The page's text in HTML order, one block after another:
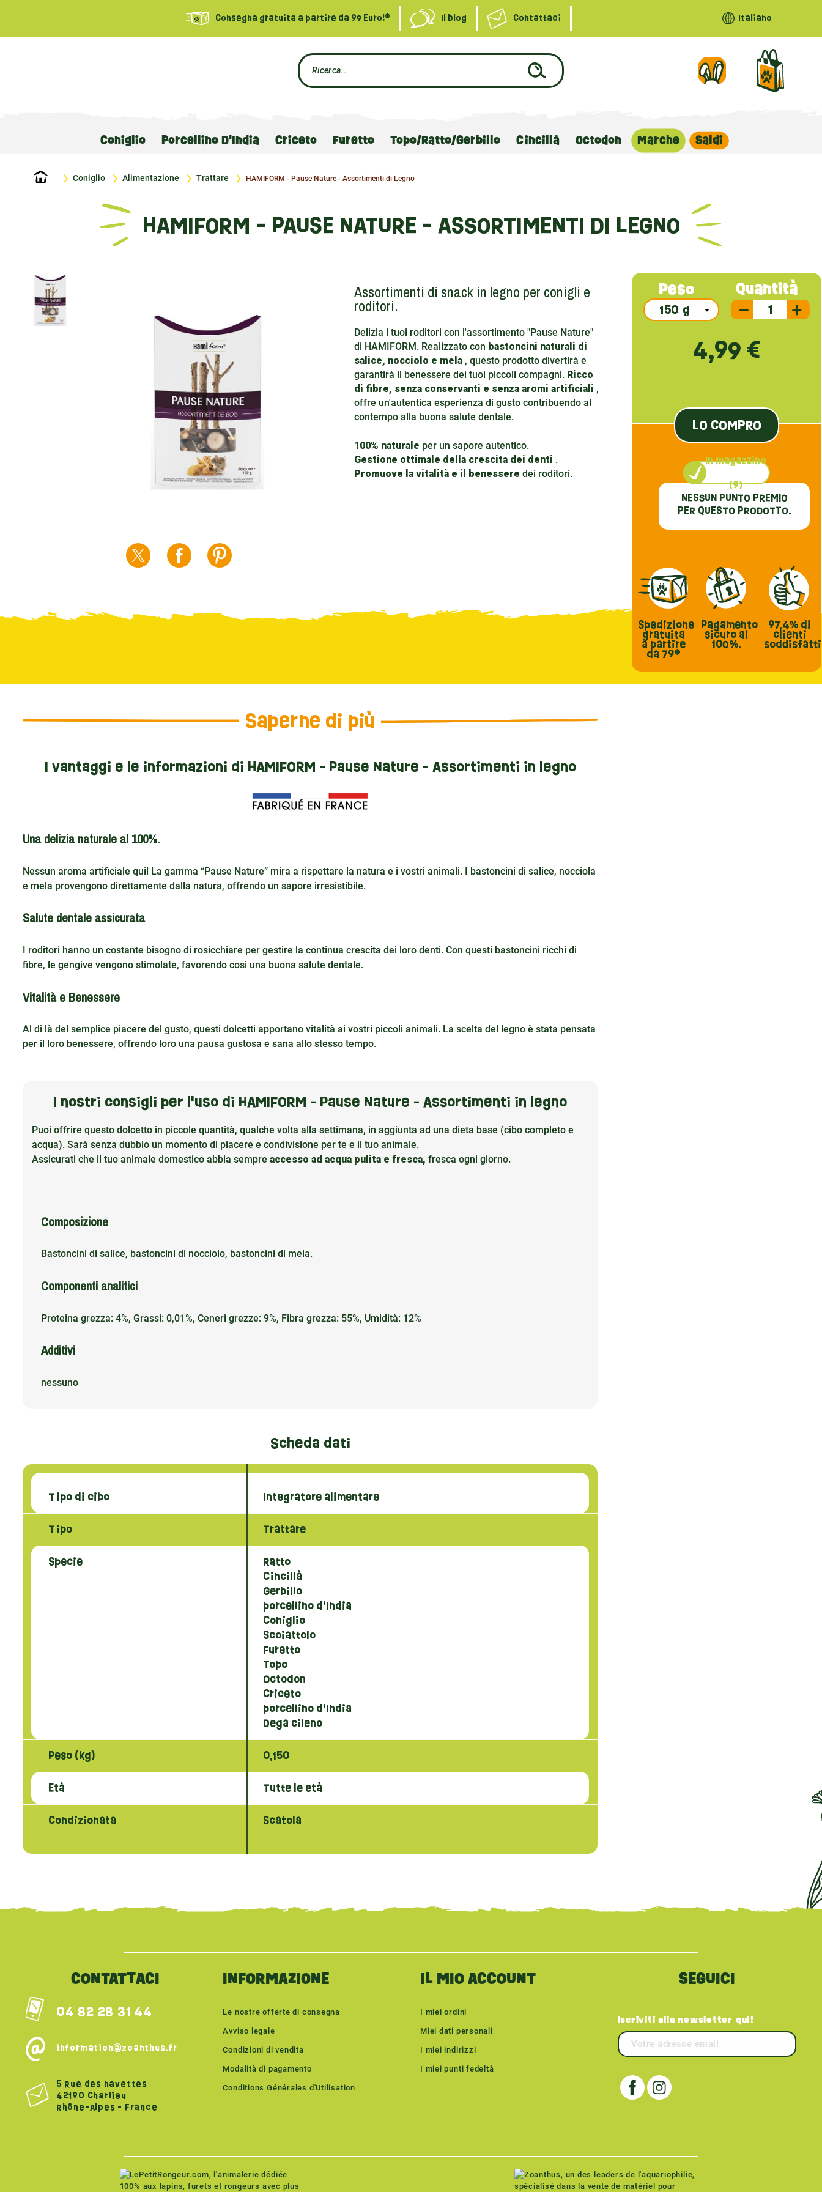
Consegna gratuita a partire da 99 Euro!* Il blog Contattaci Italiano
Coniglio Porcellino D'India Criceto Furetto Topo/Ratto/Gerbillo Cincillà Octodon Marche Saldi
Home Coniglio Alimentazione Trattare HAMIFORM - Pause Nature - Assortimenti di Legno
HAMIFORM - PAUSE NATURE - ASSORTIMENTI DI LEGNO
Quantità
Peso
4,99 €
NESSUN PUNTO PREMIO
PER QUESTO PRODOTTO.
LO COMPRO
In magazzino
(9)
Spedizione
gratuita
a partire
da 79*
Pagamento
sicuro al
100%.
97,4% di
clienti
soddisfatti
Assortimenti di snack in legno per conigli e
roditori.
Delizia i tuoi roditori con l'assortimento "Pause Nature"
di HAMIFORM. Realizzato con bastoncini naturali di
salice, nocciolo e mela, questo prodotto divertirà e
garantirà il benessere dei tuoi piccoli compagni. Ricco
di fibre, senza conservanti e senza aromi artificiali ,
offre un'autentica esperienza di gusto contribuendo al
contempo alla buona salute dentale.
100% naturale per un sapore autentico.
Gestione ottimale della crescita dei denti .
Promuove la vitalità e il benessere dei roditori.
Saperne di più
I vantaggi e le informazioni di HAMIFORM - Pause Nature - Assortimenti in legno
Una delizia naturale al 100%.
Nessun aroma artificiale qui! La gamma “Pause Nature” mira a rispettare la natura e i vostri animali. I bastoncini di salice, nocciola
e mela provengono direttamente dalla natura, offrendo un sapore irresistibile.
Salute dentale assicurata
I roditori hanno un costante bisogno di rosicchiare per gestire la continua crescita dei loro denti. Con questi bastoncini ricchi di
fibre, le gengive vengono stimolate, favorendo così una buona salute dentale.
Vitalità e Benessere
Al di là del semplice piacere del gusto, questi dolcetti apportano vitalità ai vostri piccoli animali. La scelta del legno è stata pensata
per il loro benessere, offrendo loro una pausa gustosa e sana allo stesso tempo.
I nostri consigli per l'uso di HAMIFORM - Pause Nature - Assortimenti in legno
Puoi offrire questo dolcetto in piccole quantità, qualche volta alla settimana, in aggiunta ad una dieta base (cibo completo e
acqua). Sarà senza dubbio un momento di piacere e condivisione per te e il tuo animale.
Assicurati che il tuo animale domestico abbia sempre accesso ad acqua pulita e fresca, fresca ogni giorno.
Composizione
Bastoncini di salice, bastoncini di nocciolo, bastoncini di mela.
Componenti analitici
Proteina grezza: 4%, Grassi: 0,01%, Ceneri grezze: 9%, Fibra grezza: 55%, Umidità: 12%
Additivi
nessuno
Scheda dati
Tipo di cibo Integratore alimentare
Tipo Trattare
Specie
Ratto
Cincillà
Gerbillo
porcellino d'India
Coniglio
Scoiattolo
Furetto
Topo
Octodon
Criceto
porcellino d'India
Dega cileno
Peso (kg) 0,150
Età Tutte le età
Condizionata Scatola
{literal}{/literal}
CONTATTACI
04 82 28 31 44
information@zoanthus.fr
5 Rue des navettes
42190 Charlieu
Rhône-Alpes - France
INFORMAZIONE
Le nostre offerte di consegna
Avviso legale
Condizioni di vendita
Modalità di pagamento
Conditions Générales d'Utilisation
IL MIO ACCOUNT
I miei ordini
Miei dati personali
I miei indirizzi
I miei punti fedeltà
SEGUICI
Iscriviti alla newsletter qui!